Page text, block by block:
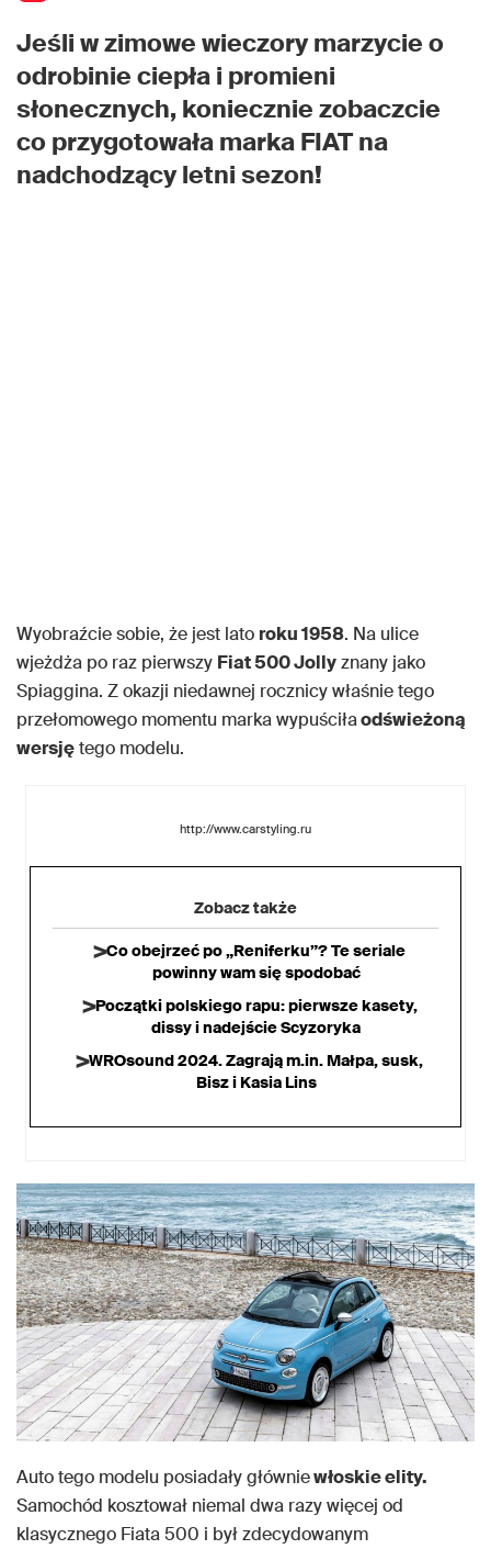
Jeśli w zimowe wieczory marzycie o
odrobinie ciepła i promieni
słonecznych, koniecznie zobaczcie
co przygotowała marka FIAT na
nadchodzący letni sezon!
Wyobraźcie sobie, że jest lato roku 1958. Na ulice
wjeżdża po raz pierwszy Fiat 500 Jollyznany jako
Spiaggina. Z okazji niedawnej rocznicy właśnie tego
przełomowego momentu marka wypuściłaodświeżoną
wersjętego modelu.
http://www.carstyling.ru
Zobacz także
Co obejrzeć po „Reniferku”? Te seriale
powinny wam się spodobać
Początki polskiego rapu: pierwsze kasety,
dissy i nadejście Scyzoryka
WROsound 2024. Zagrają m.in. Małpa, susk,
Bisz i Kasia Lins
Auto tego modelu posiadały główniewłoskie elity.
Samochód kosztował niemal dwa razy więcej od
klasycznego Fiata 500 i był zdecydowanym